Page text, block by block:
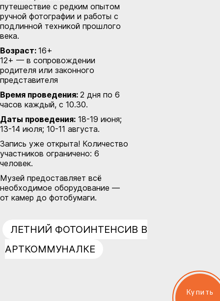
Купить
ЛЕТНИЙ ФОТОИНТЕНСИВ В
АРТКОММУНАЛКЕ
путешествие с редким опытом
ручной фотографии и работы с
подлинной техникой прошлого
века.
Возраст: 16+
12+ — в сопровождении
родителя или законного
представителя
Время проведения: 2 дня по 6
часов каждый, с 10.30.
Даты проведения: 18-19 июня;
13-14 июля; 10-11 августа.
Запись уже открыта! Количество
участников ограничено: 6
человек.
Музей предоставляет всё
необходимое оборудование —
от камер до фотобумаги.